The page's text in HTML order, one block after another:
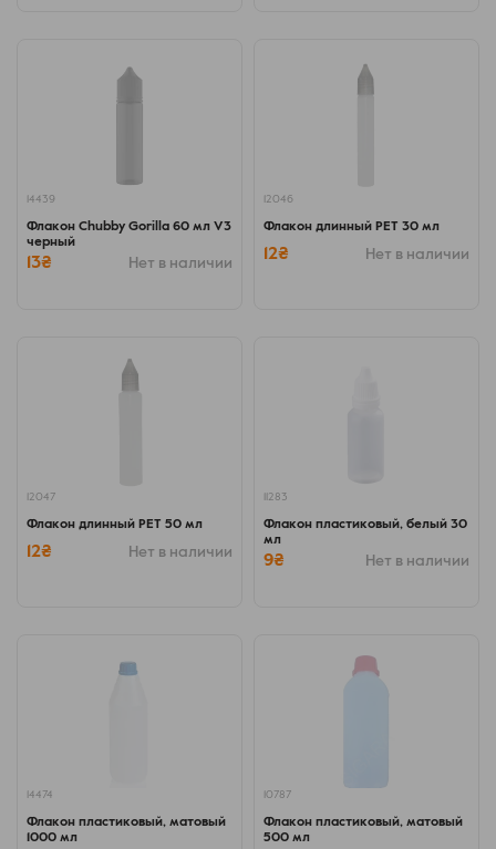
14439
Флакон Chubby Gorilla 60 мл V3
черный
13₴ Нет в наличии
12046
Флакон длинный PET 30 мл
12₴ Нет в наличии
12047
Флакон длинный PET 50 мл
12₴ Нет в наличии
11283
Флакон пластиковый, белый 30
мл
9₴ Нет в наличии
14474
Флакон пластиковый, матовый
1000 мл
10787
Флакон пластиковый, матовый
500 мл